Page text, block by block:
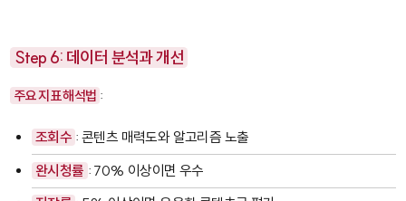
Step 6: 데이터 분석과 개선
주요 지표 해석법 :
조회수 : 콘텐츠 매력도와 알고리즘 노출
완시청률 : 70% 이상이면 우수